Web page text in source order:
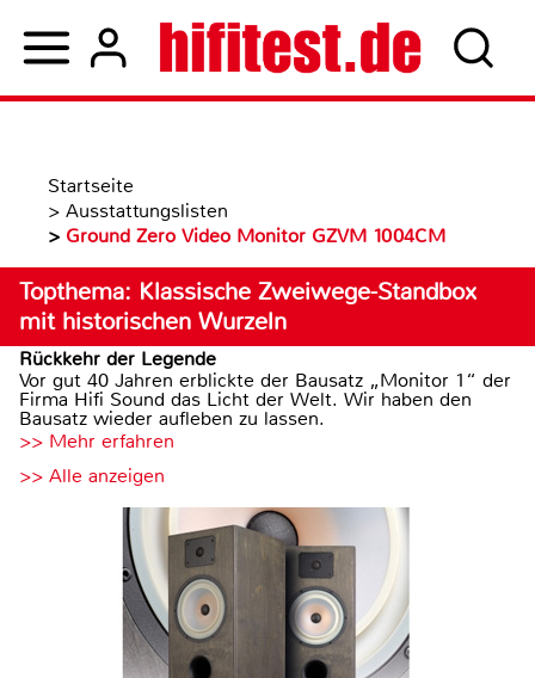
Startseite
> Ausstattungslisten
> Ground Zero Video Monitor GZVM 1004CM
Topthema: Klassische Zweiwege-Standbox
mit historischen Wurzeln
Rückkehr der Legende
Vor gut 40 Jahren erblickte der Bausatz „Monitor 1“ der
Firma Hifi Sound das Licht der Welt. Wir haben den
Bausatz wieder aufleben zu lassen.
>> Mehr erfahren
>> Alle anzeigen